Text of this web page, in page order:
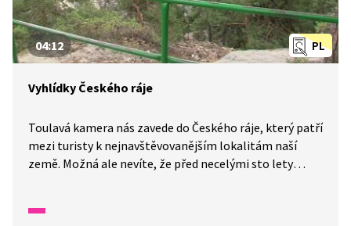
PL
04:12
Vyhlídky Českého ráje
Toulavá kamera nás zavede do Českého ráje, který patří
mezi turisty k nejnavštěvovanějším lokalitám naší
země. Možná ale nevíte, že před necelými sto lety
ze zdejších nejromantičtějších míst – Mariánskou